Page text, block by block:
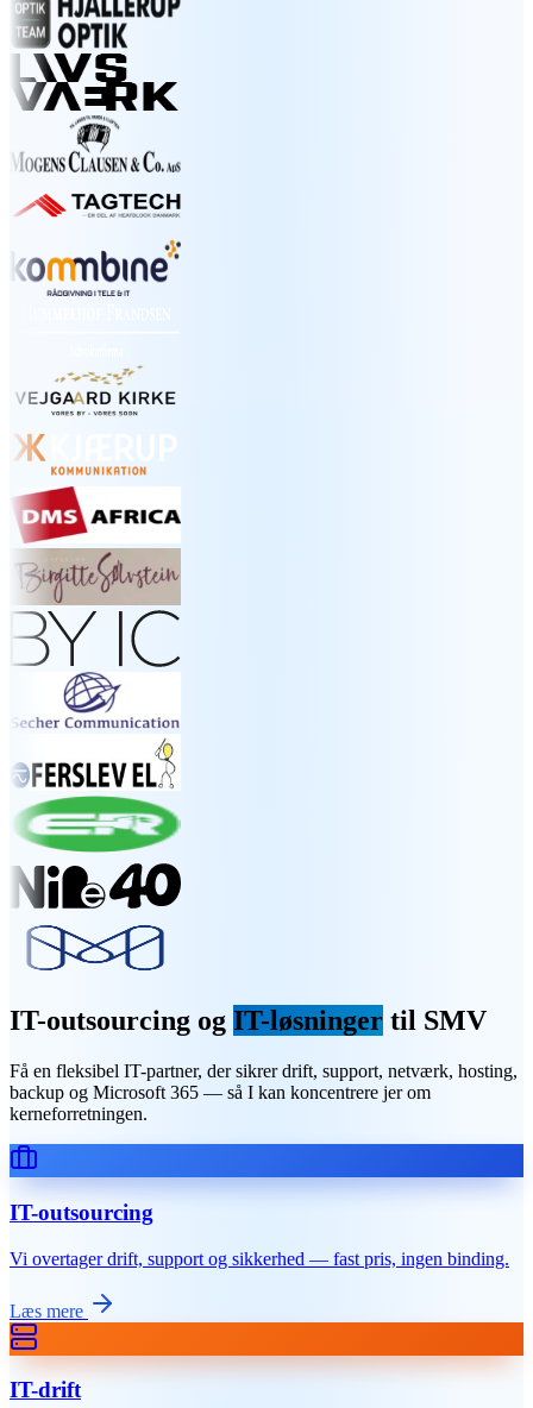
IT-outsourcing og IT-løsninger til SMV
Få en fleksibel IT-partner, der sikrer drift, support, netværk, hosting,
backup og Microsoft 365 — så I kan koncentrere jer om
kerneforretningen.
IT-outsourcing
Vi overtager drift, support og sikkerhed — fast pris, ingen binding.
Læs mere
IT-drift